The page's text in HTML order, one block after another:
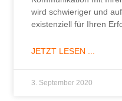
wird schwieriger und
existenziell für Ihren
JETZT LESEN ...
3. September 2020